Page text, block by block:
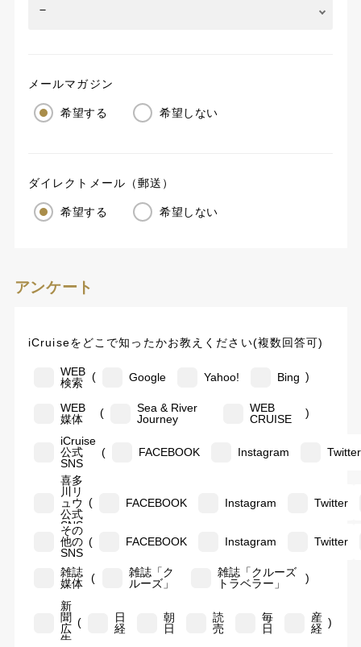
メールマガジン
希望する 希望しない
ダイレクトメール（郵送）
希望する 希望しない
アンケート
iCruiseをどこで知ったかお教えください(複数回答可)
WEB
検索
( Google Yahoo! Bing )
WEB
媒体
(
Sea & River
Journey
WEB
CRUISE
)
iCruise
公式
SNS
( FACEBOOK Instagram Twitter
喜多
川リ
ュウ
公式
SNS
( FACEBOOK Instagram Twitter
その
他の
SNS
( FACEBOOK Instagram Twitter
雑誌
媒体
(
雑誌「ク
ルーズ」
雑誌「クルーズ
トラベラー」
)
新
聞
広
告
(
日
経
朝
日
読
売
毎
日
産
経 )